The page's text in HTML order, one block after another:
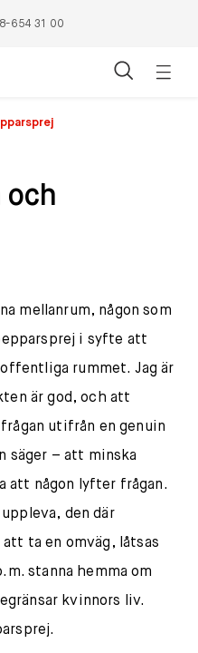
654 31 00
och
mellanrum, någon som
i syfte att
rummet. Jag är
är god, och att
utifrån en genuin
säger – att minska
att någon lyfter frågan.
uppleva, den där
att ta en omväg, låtsas
stanna hemma om
kvinnors liv.